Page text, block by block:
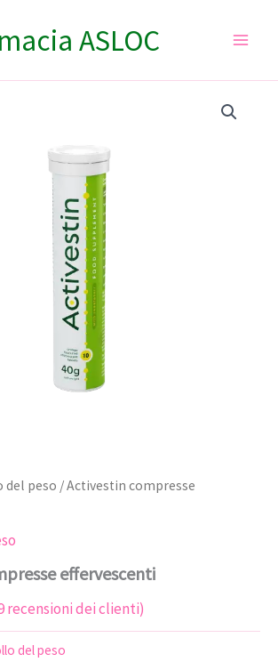
ASLOC
peso / Activestin compresse
effervescenti
recensioni dei clienti)
del peso